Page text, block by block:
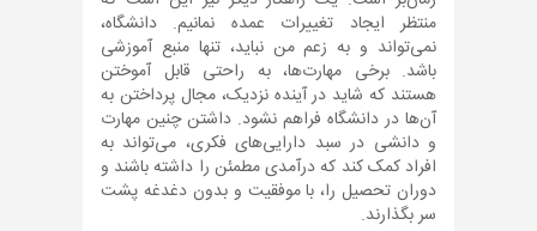
منتظر ایجاد تغییرات عمده نمانیم. دانشگاه،
نمی‌تواند و به زعم من نباید، تنها منبع آموزشی
باشد. برخی مهارت‌ها، به راحتی قابل آموختن
هستند که شاید در آینده نزدیک، مجال پرداختن به
آن‌ها در دانشگاه فراهم نشود. داشتن چنین مهارت
و دانشی در سبد دارایی‌های فکری، می‌تواند به
افراد کمک کند که درآمدی مطمئن را داشته باشند و
دوران تحصیل را، با موفقیت و بدون دغدغه پشت
سر بگذارند.